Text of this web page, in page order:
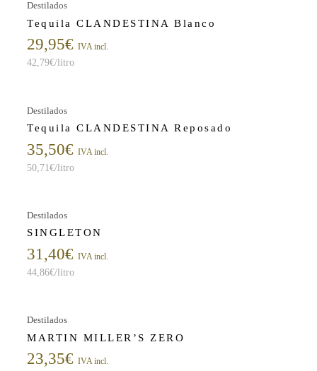
Destilados
Tequila CLANDESTINA Blanco
29,95€ IVA incl.
42,79€/litro
Destilados
Tequila CLANDESTINA Reposado
35,50€ IVA incl.
50,71€/litro
Destilados
SINGLETON
31,40€ IVA incl.
44,86€/litro
Destilados
MARTIN MILLER’S ZERO
23,35€ IVA incl.